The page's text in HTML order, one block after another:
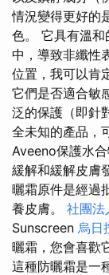
情況變得更好的
色。 它具有溫
中，導致非纖性
位置，我可以肯
它們是否適合敏
泛的保護（即針
全未知的產品，
Aveeno保護水
緩解和緩解皮膚
曬霜原件是經過
養皮膚。 社團法
Sunscreen 烏日
曬霜，您會喜歡
這種防曬霜是一